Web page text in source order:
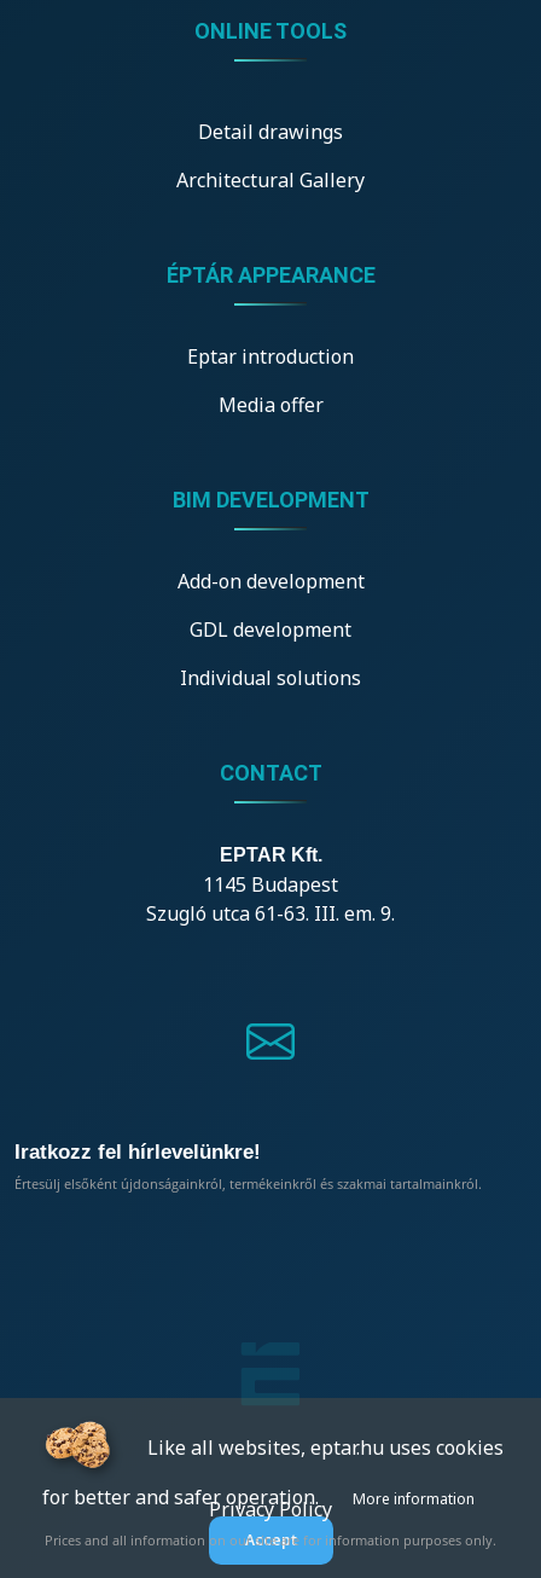
ONLINE TOOLS
Detail drawings
Architectural Gallery
ÉPTÁR APPEARANCE
Eptar introduction
Media offer
BIM DEVELOPMENT
Add-on development
GDL development
Individual solutions
CONTACT
EPTAR Kft.
1145 Budapest
Szugló utca 61-63. III. em. 9.
Iratkozz fel hírlevelünkre!
Értesülj elsőként újdonságainkról, termékeinkről és szakmai tartalmainkról.
Privacy Policy
Prices and all information on our site are for information purposes only.
Like all websites, eptar.hu uses cookies
for better and safer operation.
More information
Accept